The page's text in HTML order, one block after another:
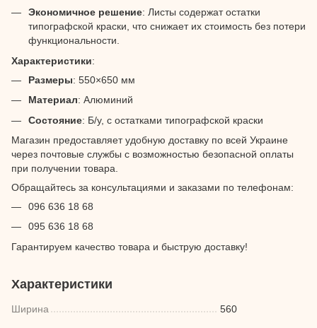
Экономичное решение: Листы содержат остатки
типографской краски, что снижает их стоимость без потери
функциональности.
Характеристики:
Размеры: 550×650 мм
Материал: Алюминий
Состояние: Б/у, с остатками типографской краски
Магазин предоставляет удобную доставку по всей Украине
через почтовые службы с возможностью безопасной оплаты
при получении товара.
Обращайтесь за консультациями и заказами по телефонам:
096 636 18 68
095 636 18 68
Гарантируем качество товара и быструю доставку!
Характеристики
Ширина 560